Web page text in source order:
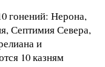
гонений: Нерона,
Септимия Севера,
и
10 казням